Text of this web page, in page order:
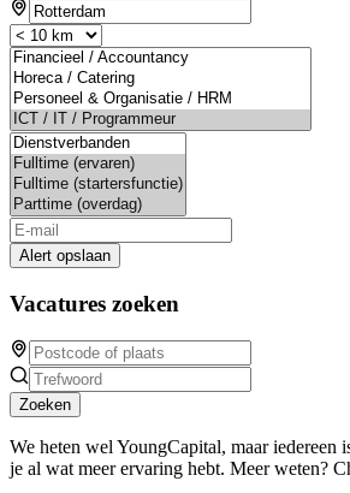
Alert opslaan
Vacatures zoeken
Zoeken
We heten wel YoungCapital, maar iedereen
je al wat meer ervaring hebt. Meer weten?